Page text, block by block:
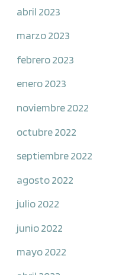
abril 2023
marzo 2023
febrero 2023
enero 2023
noviembre 2022
octubre 2022
septiembre 2022
agosto 2022
julio 2022
junio 2022
mayo 2022